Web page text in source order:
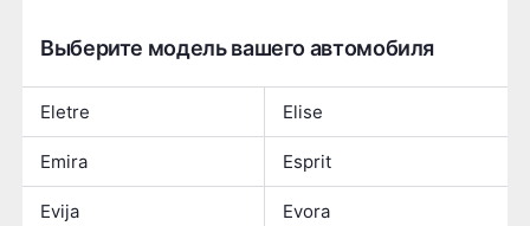
Выберите модель вашего автомобиля
Eletre Elise
Emira Esprit
Evija Evora